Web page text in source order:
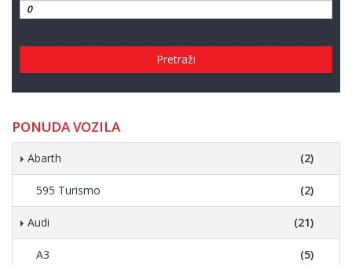
Pretraži
PONUDA VOZILA
Abarth (2)
595 Turismo (2)
Audi (21)
A3 (5)